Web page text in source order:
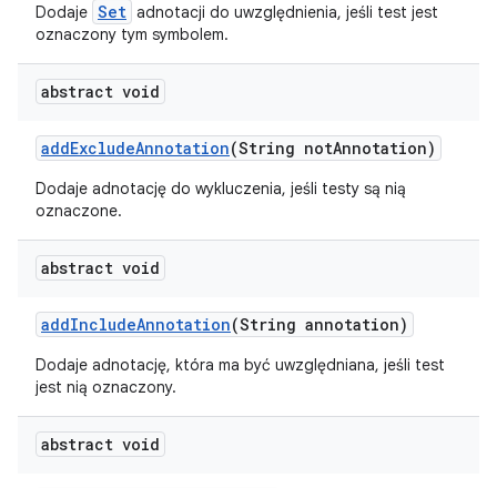
Dodaje Set adnotacji do uwzględnienia, jeśli test jest
oznaczony tym symbolem.
abstract void
addExcludeAnnotation(String notAnnotation)
Dodaje adnotację do wykluczenia, jeśli testy są nią
oznaczone.
abstract void
addIncludeAnnotation(String annotation)
Dodaje adnotację, która ma być uwzględniana, jeśli test
jest nią oznaczony.
abstract void